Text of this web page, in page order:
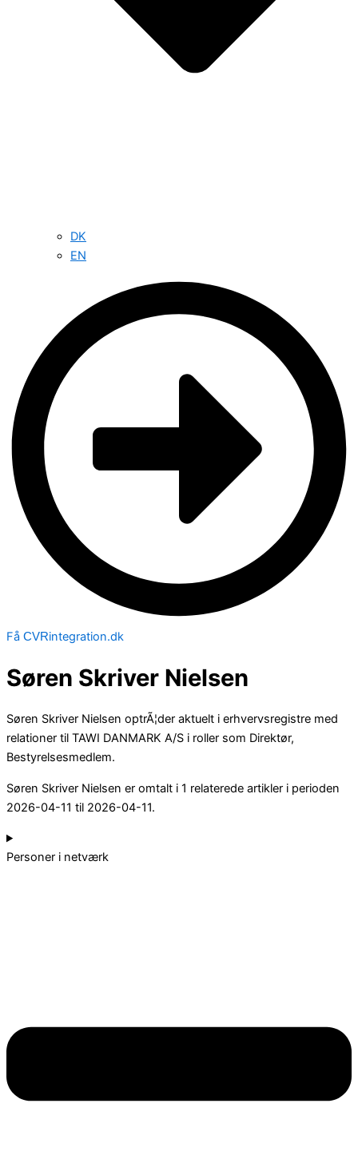
DK
EN
Få CVRintegration.dk
Søren Skriver Nielsen
Søren Skriver Nielsen optrÃ¦der aktuelt i erhvervsregistre med
relationer til TAWI DANMARK A/S i roller som Direktør,
Bestyrelsesmedlem.
Søren Skriver Nielsen er omtalt i 1 relaterede artikler i perioden
2026-04-11 til 2026-04-11.
Personer i netværk